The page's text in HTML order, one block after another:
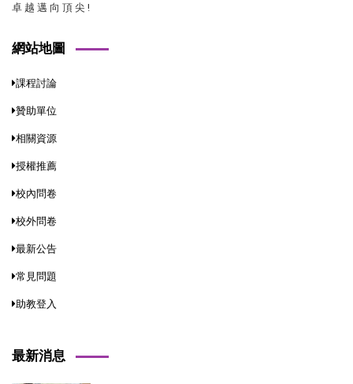
卓 越 邁 向 頂 尖 !
網站地圖
課程討論
贊助單位
相關資源
授權推薦
校內問卷
校外問卷
最新公告
常見問題
助教登入
最新消息